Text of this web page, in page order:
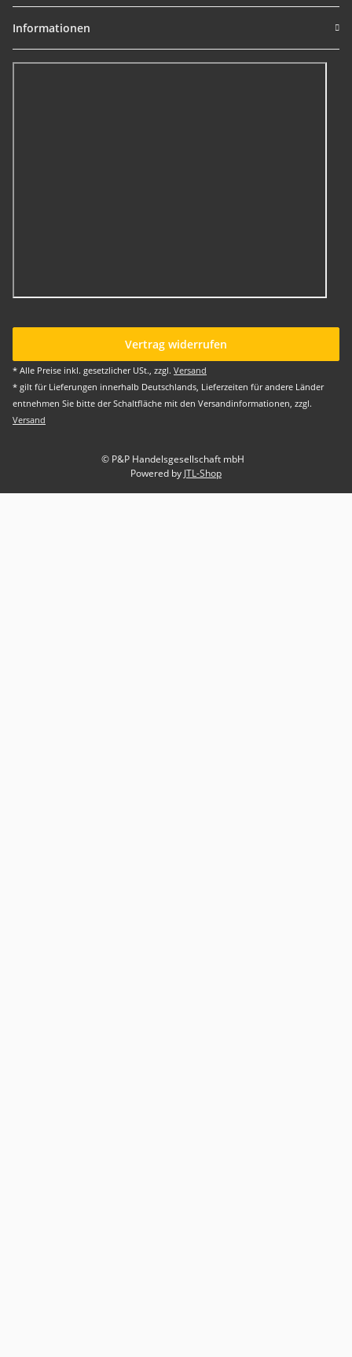
Informationen
Vertrag widerrufen
* Alle Preise inkl. gesetzlicher USt., zzgl. Versand
* gilt für Lieferungen innerhalb Deutschlands, Lieferzeiten für andere Länder
entnehmen Sie bitte der Schaltfläche mit den Versandinformationen, zzgl.
Versand
© P&P Handelsgesellschaft mbH
Powered by JTL-Shop